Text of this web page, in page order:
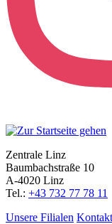
Zentrale Linz
Baumbachstraße 10
A-4020 Linz
Tel.: +43 732 77 78 11
Unsere Filialen